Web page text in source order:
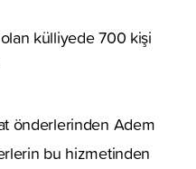
külliyede 700 kişi
önderlerinden Adem
bu hizmetinden